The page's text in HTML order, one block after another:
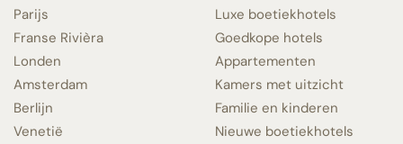
Parijs
Franse Rivièra
Londen
Amsterdam
Berlijn
Venetië
Luxe boetiekhotels
Goedkope hotels
Appartementen
Kamers met uitzicht
Familie en kinderen
Nieuwe boetiekhotels